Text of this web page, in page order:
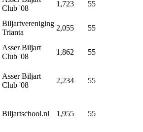
Club '08
1,723 55
Biljartvereniging
Trianta
2,055 55
Asser Biljart
Club '08
1,862 55
Asser Biljart
Club '08
2,234 55
Biljartschool.nl 1,955 55